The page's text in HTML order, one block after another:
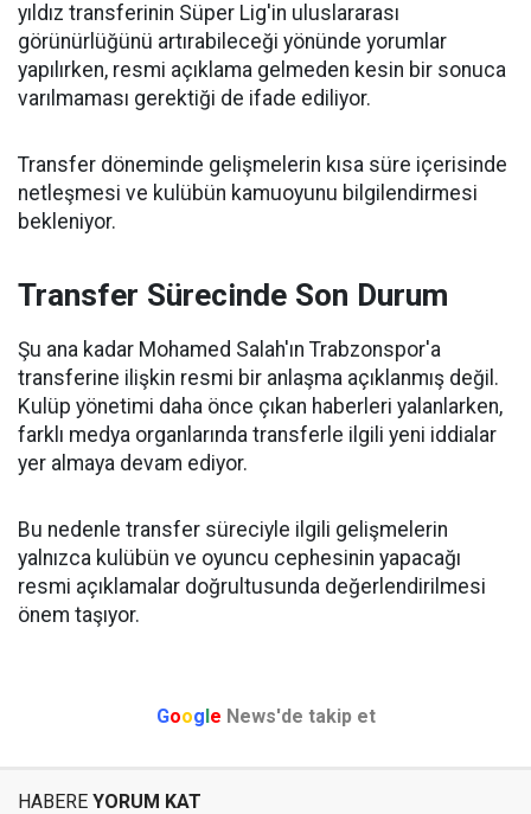
yıldız transferinin Süper Lig'in uluslararası
görünürlüğünü artırabileceği yönünde yorumlar
yapılırken, resmi açıklama gelmeden kesin bir sonuca
varılmaması gerektiği de ifade ediliyor.
Transfer döneminde gelişmelerin kısa süre içerisinde
netleşmesi ve kulübün kamuoyunu bilgilendirmesi
bekleniyor.
Transfer Sürecinde Son Durum
Şu ana kadar Mohamed Salah'ın Trabzonspor'a
transferine ilişkin resmi bir anlaşma açıklanmış değil.
Kulüp yönetimi daha önce çıkan haberleri yalanlarken,
farklı medya organlarında transferle ilgili yeni iddialar
yer almaya devam ediyor.
Bu nedenle transfer süreciyle ilgili gelişmelerin
yalnızca kulübün ve oyuncu cephesinin yapacağı
resmi açıklamalar doğrultusunda değerlendirilmesi
önem taşıyor.
Google News'de takip et
HABERE YORUM KAT